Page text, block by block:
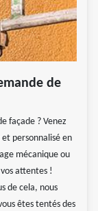
de
façade ? Venez
personnalisé en
mécanique ou
attentes !
de cela, nous
êtes tentés des